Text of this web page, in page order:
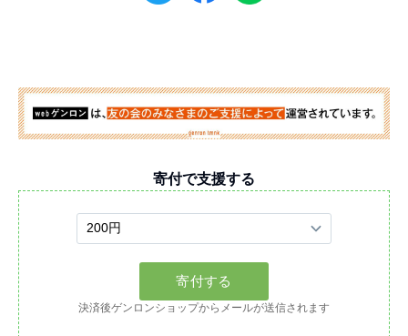
寄付で支援する
決済後ゲンロンショップからメールが送信されます